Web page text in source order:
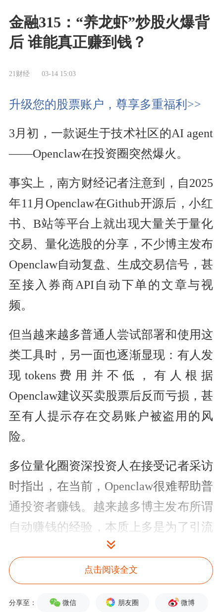
金融315：“养龙虾”炒股火爆背
后 谁能真正赚到钱？
21财经 03-14 15:03
升级您的股票账户，尊享多重福利>>
3月初，一款诞生于技术社区的AI agent
——Openclaw在投资圈突然爆火。
事实上，南方财经记者注意到，自2025
年11月Openclaw在Github开源后，小红
书、B站等平台上就出现大量关于量化
交易、量化选股的分享，不少博主发布
Openclaw自动复盘、生成交易信号，甚
至接入券商API自动下单的文章与视
频。
但当越来越多普通人尝试部署和使用这
类工具时，另一面也逐渐显现：有人发
现tokens费用并不低，有人根据
Openclaw建议买卖股票后反而亏损，甚
至有人提示存在交易账户被盗用的风
险。
多位量化圈资深投资人在接受记者采访
时指出，在当前，Openclaw很难帮助普
通投资者赚钱。越来越多博主发布所谓
自动赚钱的经验，本质上多是为了引流
售卖付费课程、社群服务与部署教程。
针对“龙虾”在金融交易场景下的安全风
险，日前工业和信息化部
网络安全威胁
点击阅读全文
分享至： 微信 朋友圈 微博